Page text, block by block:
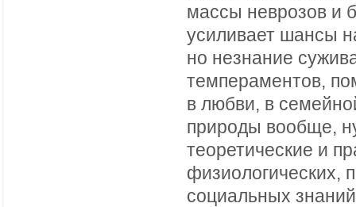
массы неврозов и
усиливает шансы
но незнание
темпераментов,
в любви, в
природы вообще,
теоретические и
физиологических,
социальных